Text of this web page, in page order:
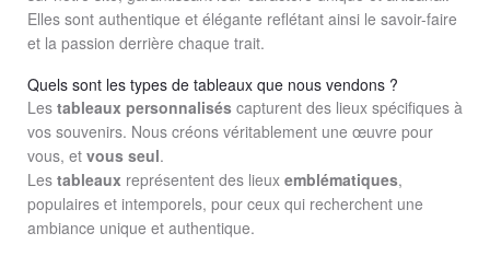
Elles sont authentique et élégante reflétant ainsi le savoir-faire
et la passion derrière chaque trait.
Quels sont les types de tableaux que nous vendons ?
Les tableaux personnalisés capturent des lieux spécifiques à
vos souvenirs. Nous créons véritablement une œuvre pour
vous, et vous seul.
Les tableaux représentent des lieux emblématiques,
populaires et intemporels, pour ceux qui recherchent une
ambiance unique et authentique.